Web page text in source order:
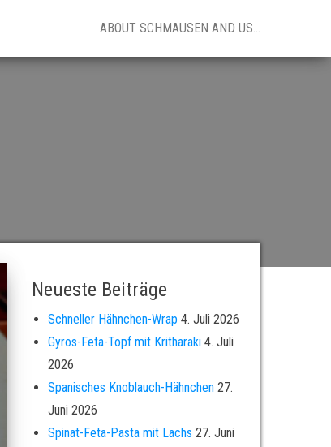
ABOUT SCHMAUSEN AND US…
Neueste Beiträge
Schneller Hähnchen-Wrap 4. Juli 2026
Gyros-Feta-Topf mit Kritharaki 4. Juli
2026
Spanisches Knoblauch-Hähnchen 27.
Juni 2026
Spinat-Feta-Pasta mit Lachs 27. Juni